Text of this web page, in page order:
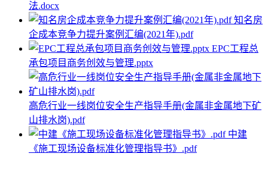
法.docx
知名房
企成本竞争力提升案例汇编(2021年).pdf
EPC工程总
承包项目商务创效与管理.pptx
高危行业一线岗位安全生产指导手册(金属非金属地下矿
山排水岗).pdf
中建
《施工现场设备标准化管理指导书》.pdf